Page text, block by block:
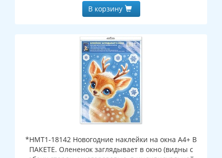
В корзину
*НМТ1-18142 Новогодние наклейки на окна А4+ В
ПАКЕТЕ. Олененок заглядывает в окно (видны с